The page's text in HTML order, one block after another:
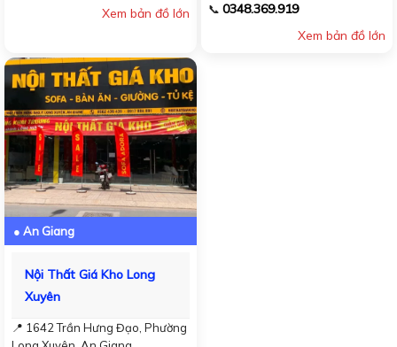
Xem bản đồ lớn
📞 0348.369.919
Xem bản đồ lớn
● An Giang
Nội Thất Giá Kho Long
Xuyên
📍 1642 Trần Hưng Đạo, Phường